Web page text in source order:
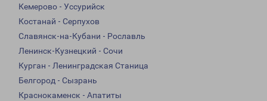
Кемерово - Уссурийск
Костанай - Серпухов
Славянск-на-Кубани - Рославль
Ленинск-Кузнецкий - Сочи
Курган - Ленинградская Станица
Белгород - Сызрань
Краснокаменск - Апатиты